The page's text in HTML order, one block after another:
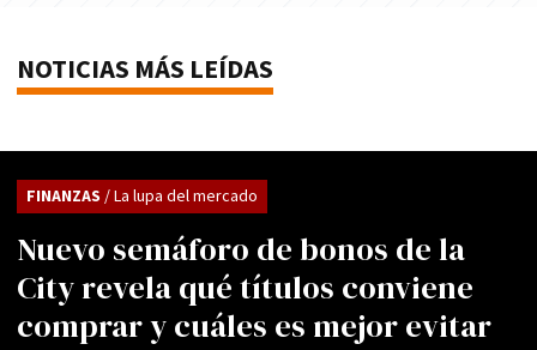
NOTICIAS MÁS LEÍDAS
Nuevo semáforo de bonos de la
City revela qué títulos conviene
comprar y cuáles es mejor evitar
FINANZAS / La lupa del mercado